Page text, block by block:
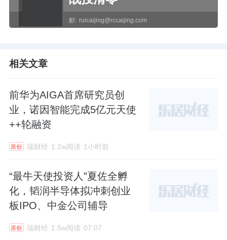
邮: ruicaijing@rccaijing.com
相关文章
前华为AIGA首席研究员创
业，诺因智能完成5亿元天使
++轮融资
原创 瑞财经 1.2w阅读 1小时前
“最牛天使投资人”夏佐全孵
化，韬润半导体拟冲刺创业
板IPO、中金公司辅导
原创 瑞财经 1.5w阅读 07:07